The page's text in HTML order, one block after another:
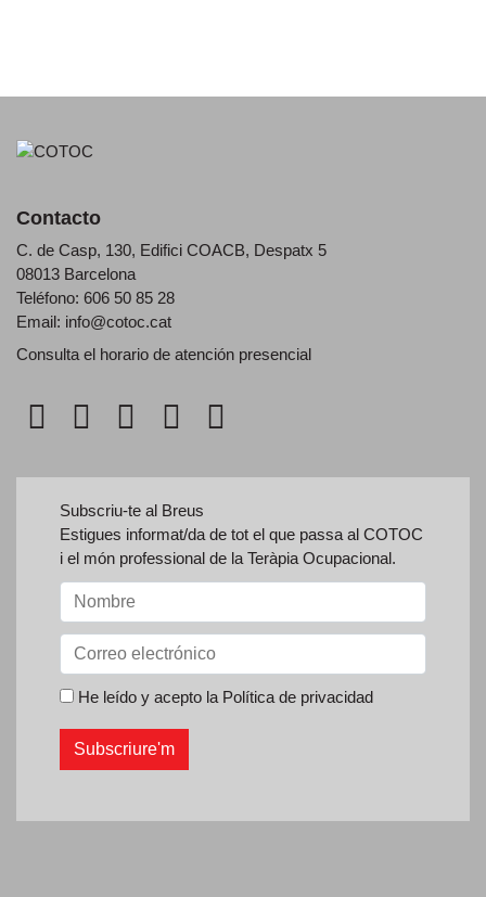
Contacto
C. de Casp, 130, Edifici COACB, Despatx 5
08013 Barcelona
Teléfono: 606 50 85 28
Email: info@cotoc.cat
Consulta el horario de atención presencial
Subscriu-te al Breus
Estigues informat/da de tot el que passa al COTOC
i el món professional de la Teràpia Ocupacional.
He leído y acepto la Política de privacidad